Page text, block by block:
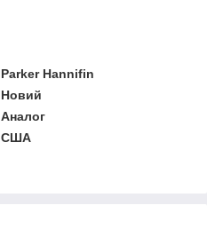
Parker Hannifin
Новий
Аналог
США